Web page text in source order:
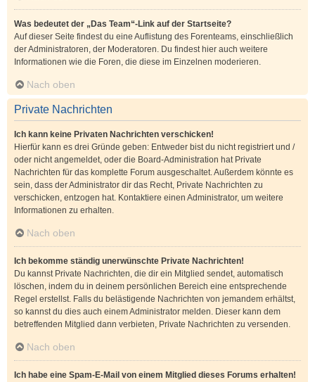
Was bedeutet der „Das Team“-Link auf der Startseite?
Auf dieser Seite findest du eine Auflistung des Forenteams, einschließlich
der Administratoren, der Moderatoren. Du findest hier auch weitere
Informationen wie die Foren, die diese im Einzelnen moderieren.
Nach oben
Private Nachrichten
Ich kann keine Privaten Nachrichten verschicken!
Hierfür kann es drei Gründe geben: Entweder bist du nicht registriert und /
oder nicht angemeldet, oder die Board-Administration hat Private
Nachrichten für das komplette Forum ausgeschaltet. Außerdem könnte es
sein, dass der Administrator dir das Recht, Private Nachrichten zu
verschicken, entzogen hat. Kontaktiere einen Administrator, um weitere
Informationen zu erhalten.
Nach oben
Ich bekomme ständig unerwünschte Private Nachrichten!
Du kannst Private Nachrichten, die dir ein Mitglied sendet, automatisch
löschen, indem du in deinem persönlichen Bereich eine entsprechende
Regel erstellst. Falls du belästigende Nachrichten von jemandem erhältst,
so kannst du dies auch einem Administrator melden. Dieser kann dem
betreffenden Mitglied dann verbieten, Private Nachrichten zu versenden.
Nach oben
Ich habe eine Spam-E-Mail von einem Mitglied dieses Forums erhalten!